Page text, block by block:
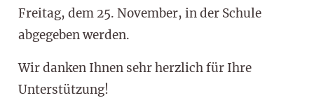
Freitag, dem 25. November, in der Schule
abgegeben werden.
Wir danken Ihnen sehr herzlich für Ihre
Unterstützung!